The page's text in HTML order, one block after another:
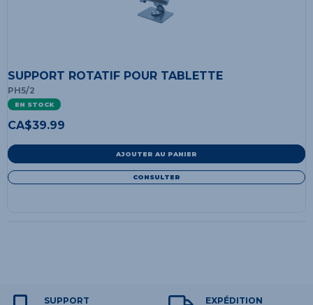
SUPPORT ROTATIF POUR TABLETTE
PH5/2
EN STOCK
CA$39.99
AJOUTER AU PANIER
CONSULTER
SUPPORT
EXPÉDITION